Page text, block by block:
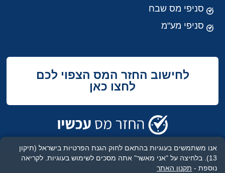
סניפי מס שבח
סניפי מע"מ
לחישוב החזר המס הצפוי לכם
לחצו כאן
תנאי שימוש הצהרת נגישות
מדיניות
אנו משתמשים בעוגיות בהתאם לחוק הגנת הפרטיות בישראל (תיקון
13). בלחיצה על "אני מאשר" אתה מסכים לשימוש בעוגיות.
לקריאה
נוספת - תקנון האתר